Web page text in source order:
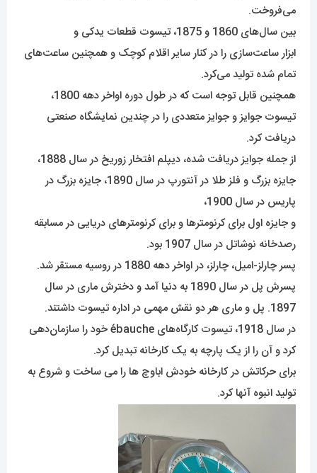
می‌فروخت.
بین سال‌های 1860 و 1875، تیسوت قطعات یدکی و
ابزار ساعت‌سازی را در کنار سایر اقلام کوچک و همچنین ساعت‌های
تمام شده تولید می‌کرد.
همچنین قابل توجه است که در طول دوره اواخر دهه 1800،
تیسوت جوایز و جوایز متعددی را در چندین نمایشگاه صنعتی
دریافت کرد.
از جمله جوایز دریافت شده، دیپلم افتخار زوریخ در سال 1888،
جایزه بزرگ و فلز طلا در آنتورپ در سال 1890، جایزه بزرگ در
پاریس در سال 190 0
،
و جایزه اول برای کرنومترها و برای کرنومترهای دریایی در مسابقه
رصدخانه نوشاتل در سال 1907 بود.
پسر چارلز-امیل، چارلز، در اواخر دهه 1880 در روسیه مستقر شد.
پسرش پل در سال 1890 به دنیا آمد و دخترش ماری در سال
1897. پل و ماری هر دو نقش مهمی در اداره تیسوت داشتند.
در سال 1918، تیسوت کارگاه‌های ébauche خود را سازمان‌دهی
کرد و آن را از یک پارچه به یک کارخانه تبدیل کرد.
برای حرکاتش در کارخانه خودش اباوچ ها را می ساخت و شروع به
تولید انبوه آنها کرد.